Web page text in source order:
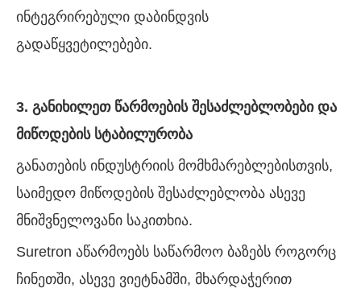
ინტეგრირებული დაბინდვის
გადაწყვეტილებები.
3. განიხილეთ წარმოების შესაძლებლობები და
მიწოდების სტაბილურობა
განათების ინდუსტრიის მომხმარებლებისთვის,
საიმედო მიწოდების შესაძლებლობა ასევე
მნიშვნელოვანი საკითხია.
Suretron აწარმოებს საწარმოო ბაზებს როგორც
ჩინეთში, ასევე ვიეტნამში, მხარდაჭერით